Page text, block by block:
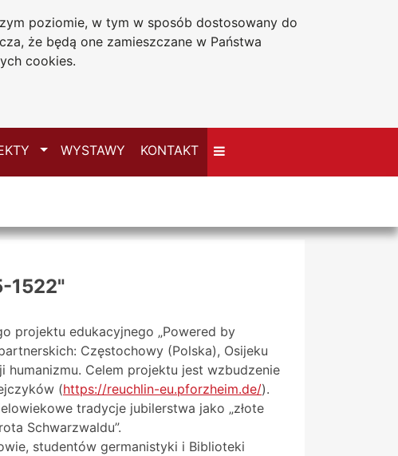
poziomie, w tym w sposób dostosowany do
że będą one zamieszczane w Państwa
cookies.
Deklaracja dostępności
Przełącz
WYSTAWY KONTAKT
1522"
projektu edukacyjnego „Powered by
Częstochowy (Polska), Osijeku
humanizmu. Celem projektu jest wzbudzenie
(https://reuchlin-eu.pforzheim.de/).
tradycje jubilerstwa jako „złote
Schwarzwaldu”.
studentów germanistyki i Biblioteki